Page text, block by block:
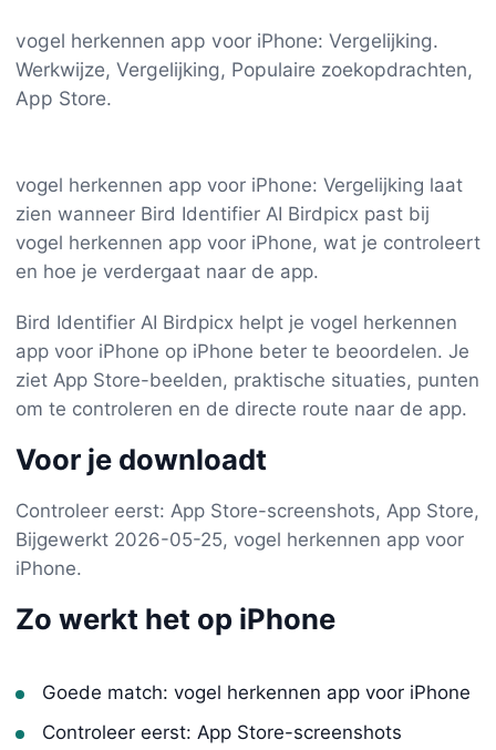
vogel herkennen app voor iPhone: Vergelijking.
Werkwijze, Vergelijking, Populaire zoekopdrachten,
App Store.
vogel herkennen app voor iPhone: Vergelijking laat
zien wanneer Bird Identifier AI Birdpicx past bij
vogel herkennen app voor iPhone, wat je controleert
en hoe je verdergaat naar de app.
Bird Identifier AI Birdpicx helpt je vogel herkennen
app voor iPhone op iPhone beter te beoordelen. Je
ziet App Store-beelden, praktische situaties, punten
om te controleren en de directe route naar de app.
Voor je downloadt
Controleer eerst: App Store-screenshots, App Store,
Bijgewerkt 2026-05-25, vogel herkennen app voor
iPhone.
Zo werkt het op iPhone
Goede match: vogel herkennen app voor iPhone
Controleer eerst: App Store-screenshots